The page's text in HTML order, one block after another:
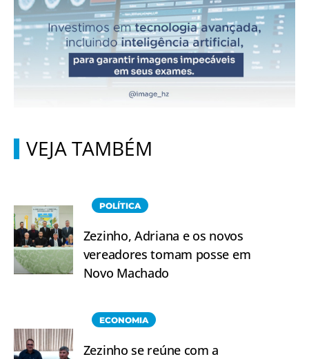
VEJA TAMBÉM
POLÍTICA
Zezinho, Adriana e os novos
vereadores tomam posse em
Novo Machado
ECONOMIA
Zezinho se reúne com a